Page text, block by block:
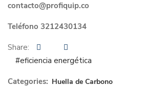
contacto@profiquip.co
Teléfono 3212430134
Share:
#eficiencia energética
Categories: Huella de Carbono